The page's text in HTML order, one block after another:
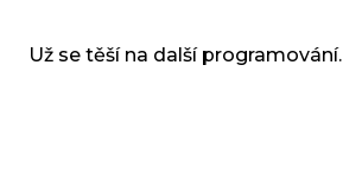
Už se těší na další programování.